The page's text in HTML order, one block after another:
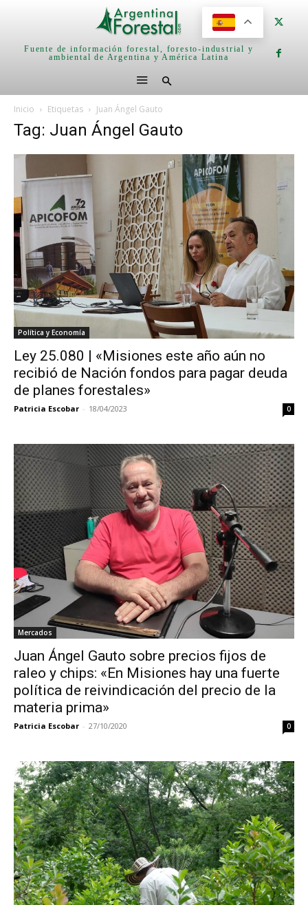
Fuente de información forestal, foresto-industrial y
ambiental de Argentina y América Latina
Inicio Etiquetas Juan Ángel Gauto
Tag: Juan Ángel Gauto
Política y Economía
Ley 25.080 | «Misiones este año aún no
recibió de Nación fondos para pagar deuda
de planes forestales»
Patricia Escobar - 18/04/2023 0
Mercados
Juan Ángel Gauto sobre precios fijos de
raleo y chips: «En Misiones hay una fuerte
política de reivindicación del precio de la
materia prima»
Patricia Escobar - 27/10/2020 0